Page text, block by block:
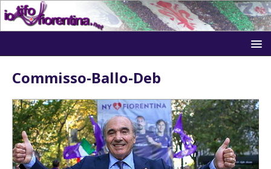
Commisso-Ballo-Deb